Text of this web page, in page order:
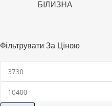
БІЛИЗНА
Фільтрувати За Ціною